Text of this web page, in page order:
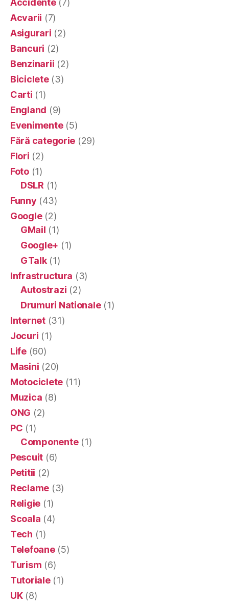
Accidente(7)
Acvarii (7)
Asigurari (2)
Bancuri (2)
Benzinarii (2)
Biciclete(3)
Carti (1)
England (9)
Evenimente(5)
Fără categorie (29)
Flori (2)
Foto(1)
DSLR (1)
Funny (43)
Google(2)
GMail (1)
Google+ (1)
GTalk(1)
Infrastructura (3)
Autostrazi (2)
Drumuri Nationale(1)
Internet(31)
Jocuri (1)
Life(60)
Masini (20)
Motociclete (11)
Muzica (8)
ONG (2)
PC (1)
Componente(1)
Pescuit (6)
Petitii (2)
Reclame (3)
Religie (1)
Scoala (4)
Tech (1)
Telefoane(5)
Turism (6)
Tutoriale(1)
UK(8)